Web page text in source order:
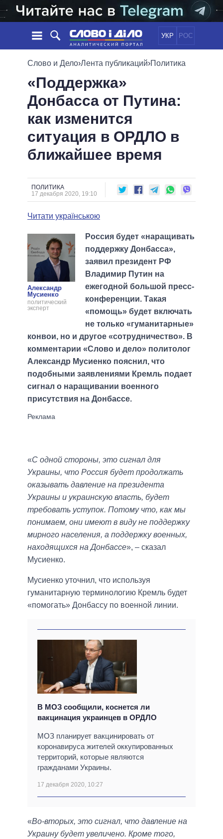
УКР РОС
НОВОСТИ
ЛЕНТА
СОБЫТИЯ
СТАТЬИ
ОБЗОРЫ
ДАЙДЖЕСТЫ
ПОЛИТИКА
ЭКОНОМИКА
ОБЩЕСТВО
ОБЕЩАНИЯ
ПОЛИТИКИ
ПРЕЗИДЕНТ И ОФИС
ВЕРХОВНАЯ РАДА
ГЛАВЫ ОБЛАДМИНИСТРАЦИЙ
МЭРЫ
ВСЕ ПЕРСОНЫ
ВИДЕО
СРАВНЕНИЕ ПОЛИТИКОВ
Слово и Дело›Лента публикаций›Политика
«Поддержка»
Донбасса от Путина:
как изменится
ситуация в ОРДЛО в
ближайшее время
ПОЛИТИКА
17 декабря 2020, 19:10
Читати українською
Александр
Мусиенко
политический
эксперт
Россия будет «наращивать
поддержку Донбасса»,
заявил президент РФ
Владимир Путин на
ежегодной большой пресс-
конференции. Такая
«помощь» будет включать
не только «гуманитарные»
конвои, но и другое «сотрудничество». В
комментарии «Слово и дело» политолог
Александр Мусиенко пояснил, что
подобными заявлениями Кремль подает
сигнал о наращивании военного
присутствия на Донбассе.
«С одной стороны, это сигнал для
Украины, что Россия будет продолжать
оказывать давление на президента
Украины и украинскую власть, будет
требовать уступок. Потому что, как мы
понимаем, они имеют в виду не поддержку
мирного населения, а поддержку военных,
находящихся на Донбассе», ‒ сказал
Мусиенко.
Мусиенко уточнил, что используя
гуманитарную терминологию Кремль будет
«помогать» Донбассу по военной линии.
В МОЗ сообщили, коснется ли
вакцинация украинцев в ОРДЛО
МОЗ планирует вакцинировать от
коронавируса жителей оккупированных
территорий, которые являются
гражданами Украины.
17 декабря 2020, 10:27
«Во-вторых, это сигнал, что давление на
Украину будет увеличено. Кроме того,